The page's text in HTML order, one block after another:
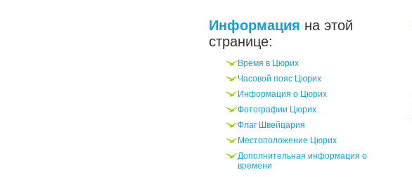
Информация на этой
странице:
Время в Цюрих
Часовой пояс Цюрих
Информация о Цюрих
Фотографии Цюрих
Флаг Швейцария
Местоположение Цюрих
Дополнительная информация о
времени